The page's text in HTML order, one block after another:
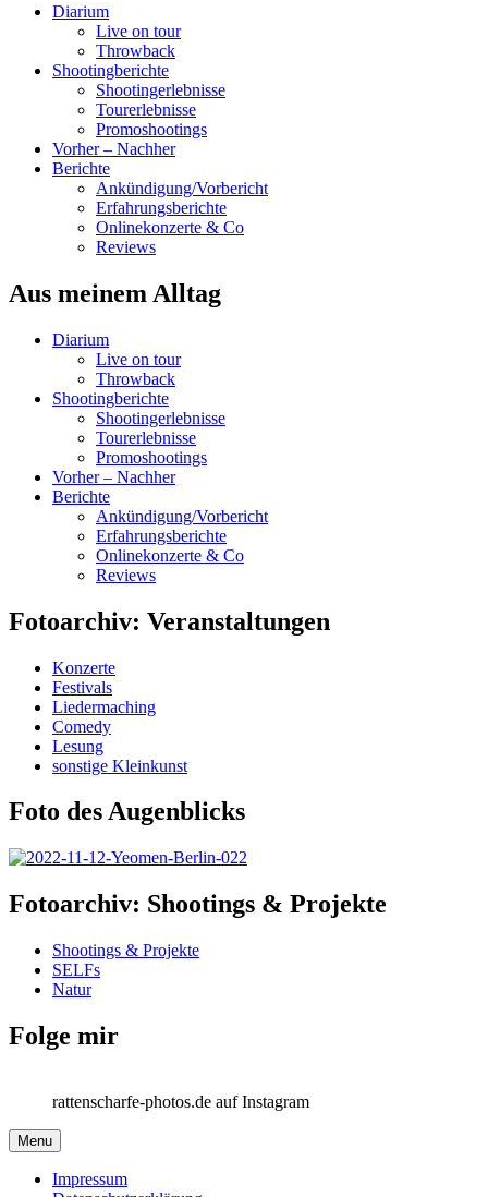
Diarium
Live on tour
Throwback
Shootingberichte
Shootingerlebnisse
Tourerlebnisse
Promoshootings
Vorher – Nachher
Berichte
Ankündigung/Vorbericht
Erfahrungsberichte
Onlinekonzerte & Co
Reviews
Aus meinem Alltag
Diarium
Live on tour
Throwback
Shootingberichte
Shootingerlebnisse
Tourerlebnisse
Promoshootings
Vorher – Nachher
Berichte
Ankündigung/Vorbericht
Erfahrungsberichte
Onlinekonzerte & Co
Reviews
Fotoarchiv: Veranstaltungen
Konzerte
Festivals
Liedermaching
Comedy
Lesung
sonstige Kleinkunst
Foto des Augenblicks
Fotoarchiv: Shootings & Projekte
Shootings & Projekte
SELFs
Natur
Folge mir
rattenscharfe-photos.de auf Instagram
Menu
Impressum